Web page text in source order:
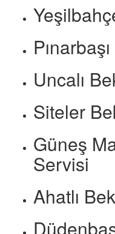
Uncalı
Siteler
Güneş
Servisi
Ahatlı